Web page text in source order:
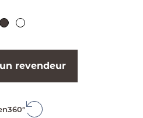
revendeur
360°